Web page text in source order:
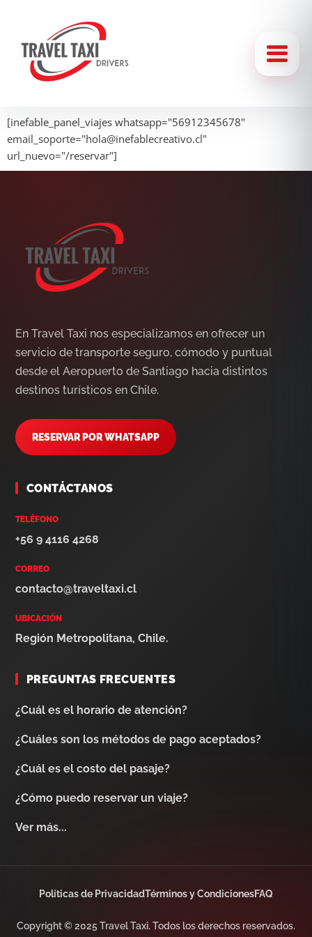
[inefable_panel_viajes whatsapp="56912345678"
email_soporte="hola@inefablecreativo.cl"
url_nuevo="/reservar"]
En Travel Taxi nos especializamos en ofrecer un
servicio de transporte seguro, cómodo y puntual
desde el Aeropuerto de Santiago hacia distintos
destinos turísticos en Chile.
RESERVAR POR WHATSAPP
CONTÁCTANOS
TELÉFONO
+56 9 4116 4268
CORREO
contacto@traveltaxi.cl
UBICACIÓN
Región Metropolitana, Chile.
PREGUNTAS FRECUENTES
¿Cuál es el horario de atención?
¿Cuáles son los métodos de pago aceptados?
¿Cuál es el costo del pasaje?
¿Cómo puedo reservar un viaje?
Ver más...
Políticas de PrivacidadTérminos y CondicionesFAQ
Copyright © 2025 Travel Taxi. Todos los derechos reservados.